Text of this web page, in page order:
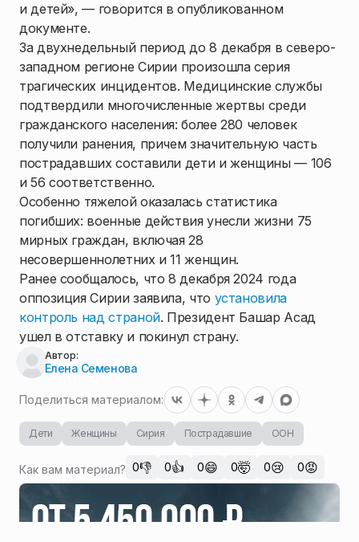
и детей», — говорится в опубликованном
документе.
За двухнедельный период до 8 декабря в северо-
западном регионе Сирии произошла серия
трагических инцидентов. Медицинские службы
подтвердили многочисленные жертвы среди
гражданского населения: более 280 человек
получили ранения, причем значительную часть
пострадавших составили дети и женщины — 106
и 56 соответственно.
Особенно тяжелой оказалась статистика
погибших: военные действия унесли жизни 75
мирных граждан, включая 28
несовершеннолетних и 11 женщин.
Ранее сообщалось, что 8 декабря 2024 года
оппозиция Сирии заявила, что установила
контроль над страной. Президент Башар Асад
ушел в отставку и покинул страну.
Автор:
Елена Семенова
Поделиться материалом:
Дети Женщины Сирия Пострадавшие ООН
Как вам материал? 0👎 0👍 0😄 0🤯 0😢 0😡